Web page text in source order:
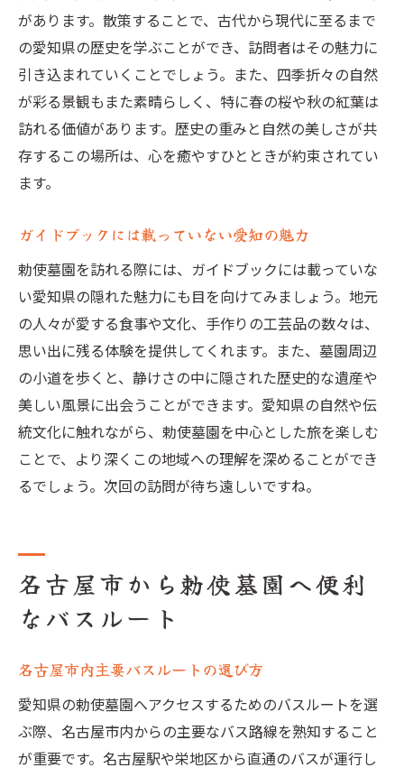
があります。散策することで、古代から現代に至るまで
の愛知県の歴史を学ぶことができ、訪問者はその魅力に
引き込まれていくことでしょう。また、四季折々の自然
が彩る景観もまた素晴らしく、特に春の桜や秋の紅葉は
訪れる価値があります。歴史の重みと自然の美しさが共
存するこの場所は、心を癒やすひとときが約束されてい
ます。
ガイドブックには載っていない愛知の魅力
勅使墓園を訪れる際には、ガイドブックには載っていな
い愛知県の隠れた魅力にも目を向けてみましょう。地元
の人々が愛する食事や文化、手作りの工芸品の数々は、
思い出に残る体験を提供してくれます。また、墓園周辺
の小道を歩くと、静けさの中に隠された歴史的な遺産や
美しい風景に出会うことができます。愛知県の自然や伝
統文化に触れながら、勅使墓園を中心とした旅を楽しむ
ことで、より深くこの地域への理解を深めることができ
るでしょう。次回の訪問が待ち遠しいですね。
名古屋市から勅使墓園へ便利
なバスルート
名古屋市内主要バスルートの選び方
愛知県の勅使墓園へアクセスするためのバスルートを選
ぶ際、名古屋市内からの主要なバス路線を熟知すること
が重要です。名古屋駅や栄地区から直通のバスが運行し